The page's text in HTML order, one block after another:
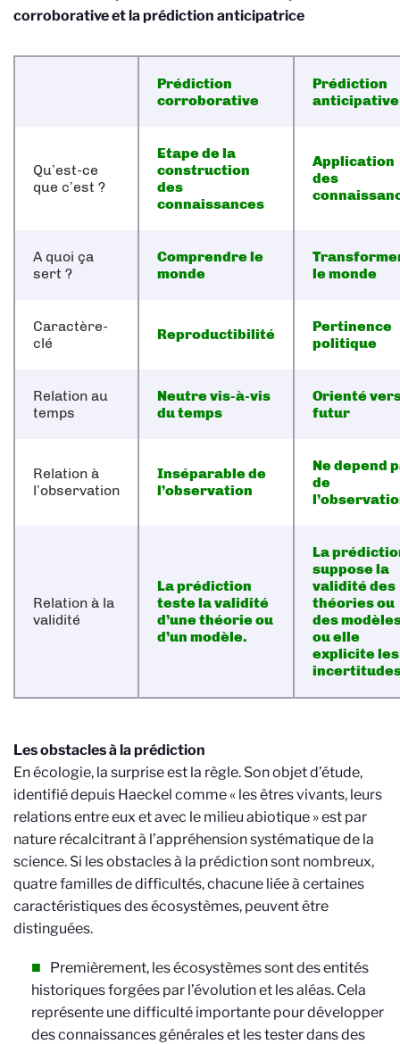
corroborative et la prédiction anticipatrice
Prédiction
corroborative
Prédiction
anticipative
Qu’est-ce
que c’est ?
Etape de la
construction
des
connaissances
Application
des
A quoi ça
sert ?
Comprendre le
monde
le monde
Caractère-
clé
Reproductibilité
Pertinence
politique
Relation au
temps
Neutre vis-à-vis
du temps
Orienté
futur
Relation à
l’observation
Inséparable de
l’observation
Ne depend
de
Relation à la
validité
La prédiction
teste la validité
d’une théorie ou
d’un modèle.
La
suppose la
validité des
théories ou
des
ou elle
explicite les
Les obstacles à la prédiction
En écologie, la surprise est la règle. Son objet d’étude,
identifié depuis Haeckel comme « les êtres vivants, leurs
relations entre eux et avec le milieu abiotique » est par
nature récalcitrant à l’appréhension systématique de la
science. Si les obstacles à la prédiction sont nombreux,
quatre familles de difficultés, chacune liée à certaines
caractéristiques des écosystèmes, peuvent être
distinguées.
Premièrement, les écosystèmes sont des entités
historiques forgées par l’évolution et les aléas. Cela
représente une difficulté importante pour développer
des connaissances générales et les tester dans des